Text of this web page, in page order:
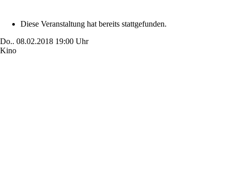
Diese Veranstaltung hat bereits stattgefunden.
Do.. 08.02.2018 19:00 Uhr
Kino